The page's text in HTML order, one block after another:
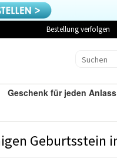
Bestellung verfolgen
Geschenk für jeden Anlass
Geburtsstein